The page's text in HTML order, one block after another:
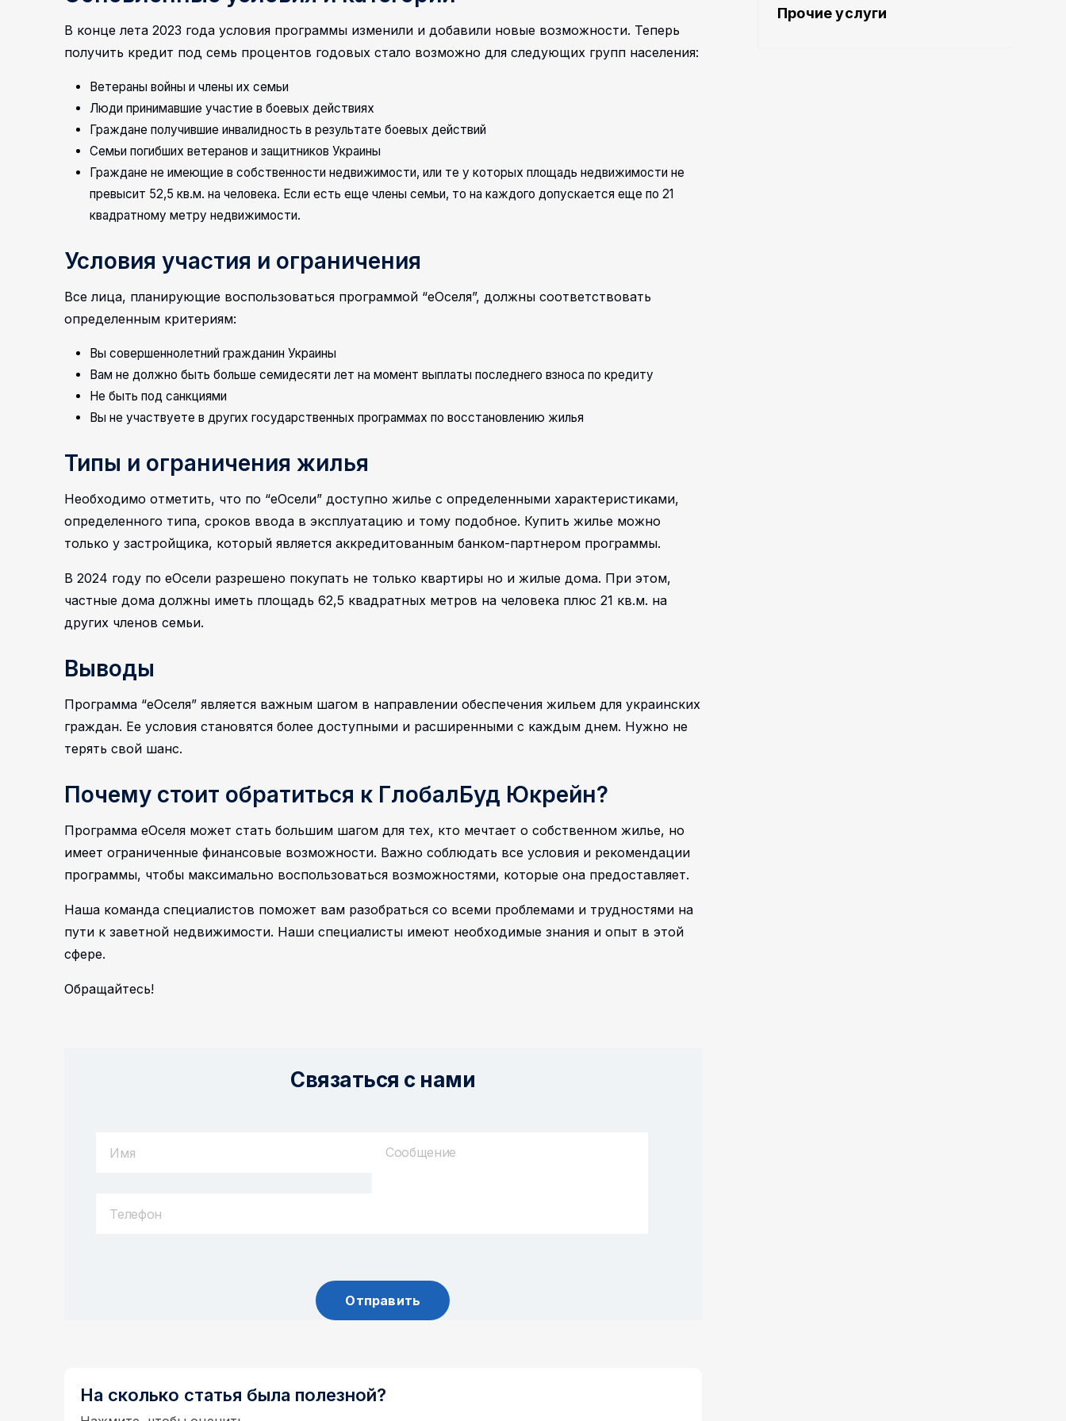
В конце лета 2023 года условия программы изменили и добавили новые возможности. Теперь
получить кредит под семь процентов годовых стало возможно для следующих групп населения:
Ветераны войны и члены их семьи
Люди принимавшие участие в боевых действиях
Граждане получившие инвалидность в результате боевых действий
Семьи погибших ветеранов и защитников Украины
Граждане не имеющие в собственности недвижимости, или те у которых площадь недвижимости не
превысит 52,5 кв.м. на человека. Если есть еще члены семьи, то на каждого допускается еще по 21
квадратному метру недвижимости.
Условия участия и ограничения
Все лица, планирующие воспользоваться программой “еОселя”, должны соответствовать
определенным критериям:
Вы совершеннолетний гражданин Украины
Вам не должно быть больше семидесяти лет на момент выплаты последнего взноса по кредиту
Не быть под санкциями
Вы не участвуете в других государственных программах по восстановлению жилья
Типы и ограничения жилья
Необходимо отметить, что по “еОсели” доступно жилье с определенными характеристиками,
определенного типа, сроков ввода в эксплуатацию и тому подобное. Купить жилье можно
только у застройщика, который является аккредитованным банком-партнером программы.
В 2024 году по еОсели разрешено покупать не только квартиры но и жилые дома. При этом,
частные дома должны иметь площадь 62,5 квадратных метров на человека плюс 21 кв.м. на
других членов семьи.
Выводы
Программа “еОселя” является важным шагом в направлении обеспечения жильем для украинских
граждан. Ее условия становятся более доступными и расширенными с каждым днем. Нужно не
терять свой шанс.
Почему стоит обратиться к ГлобалБуд Юкрейн?
Программа еОселя может стать большим шагом для тех, кто мечтает о собственном жилье, но
имеет ограниченные финансовые возможности. Важно соблюдать все условия и рекомендации
программы, чтобы максимально воспользоваться возможностями, которые она предоставляет.
Наша команда специалистов поможет вам разобраться со всеми проблемами и трудностями на
пути к заветной недвижимости. Наши специалисты имеют необходимые знания и опыт в этой
сфере.
Обращайтесь!
Связаться с нами
На сколько статья была полезной?
Прочие услуги